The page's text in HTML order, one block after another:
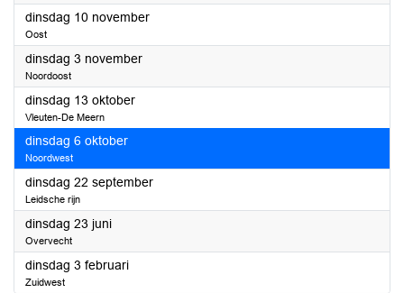
dinsdag 10 november2026
Oost
dinsdag 3 november2026
Noordoost
dinsdag 13 oktober2026
Vleuten-De Meern
dinsdag 6 oktober2026
Noordwest
dinsdag 22 september2026
Leidsche rijn
dinsdag 23 juni2026
Overvecht
dinsdag 3 februari2026
Zuidwest